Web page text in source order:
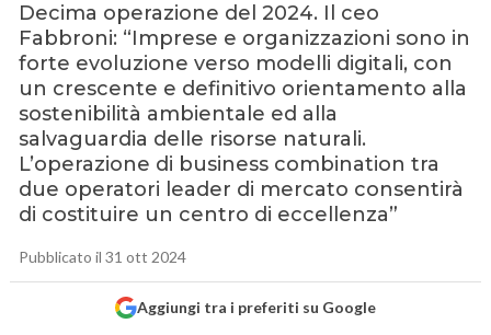
Decima operazione del 2024. Il ceo
Fabbroni: “Imprese e organizzazioni sono in
forte evoluzione verso modelli digitali, con
un crescente e definitivo orientamento alla
sostenibilità ambientale ed alla
salvaguardia delle risorse naturali.
L’operazione di business combination tra
due operatori leader di mercato consentirà
di costituire un centro di eccellenza”
Pubblicato il 31 ott 2024
Aggiungi tra i preferiti su Google